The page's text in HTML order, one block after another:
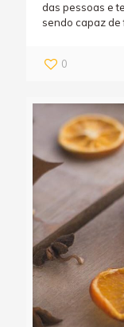
das pessoas e
sendo capaz
0